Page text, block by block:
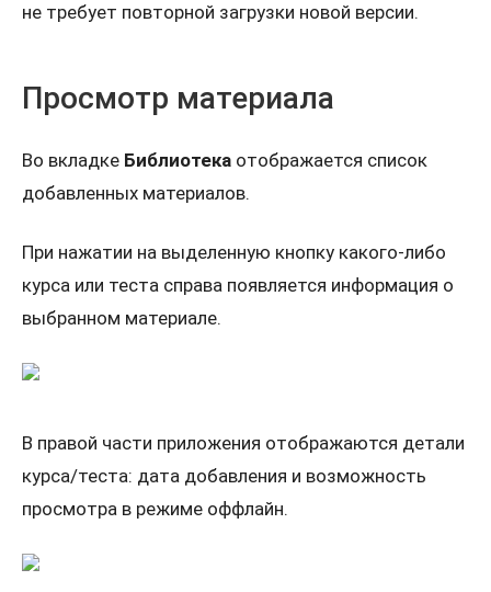
не требует повторной загрузки новой версии.
Просмотр материала
Во вкладке Библиотека отображается список
добавленных материалов.
При нажатии на выделенную кнопку какого-либо
курса или теста справа появляется информация о
выбранном материале.
В правой части приложения отображаются детали
курса/теста: дата добавления и возможность
просмотра в режиме оффлайн.